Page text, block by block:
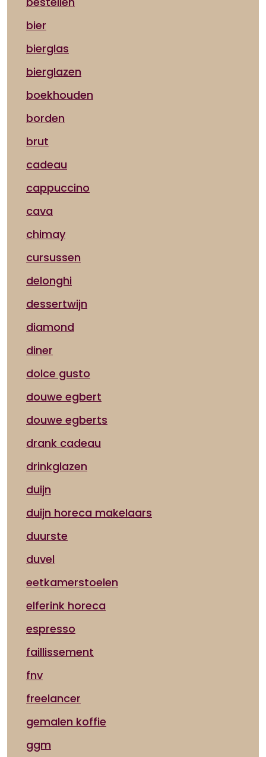
bier
bierglas
bierglazen
boekhouden
borden
brut
cadeau
cappuccino
cava
chimay
cursussen
delonghi
dessertwijn
diamond
diner
dolce gusto
douwe egbert
douwe egberts
drank cadeau
drinkglazen
duijn
duijn horeca makelaars
duurste
duvel
eetkamerstoelen
elferink horeca
espresso
faillissement
fnv
freelancer
gemalen koffie
ggm